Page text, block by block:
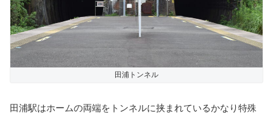
田浦トンネル
田浦駅はホームの両端をトンネルに挟まれているかなり特殊